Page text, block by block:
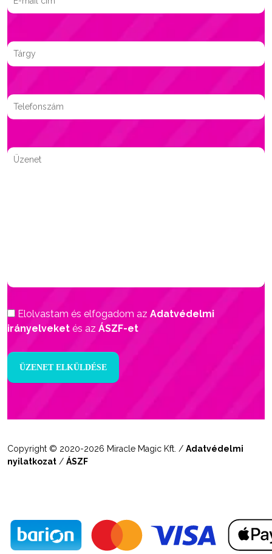
Elolvastam és elfogadom az Adatvédelmi
irányelveket és az ÁSZF-et
Copyright © 2020-2026 Miracle Magic Kft. / Adatvédelmi
nyilatkozat / ÁSZF